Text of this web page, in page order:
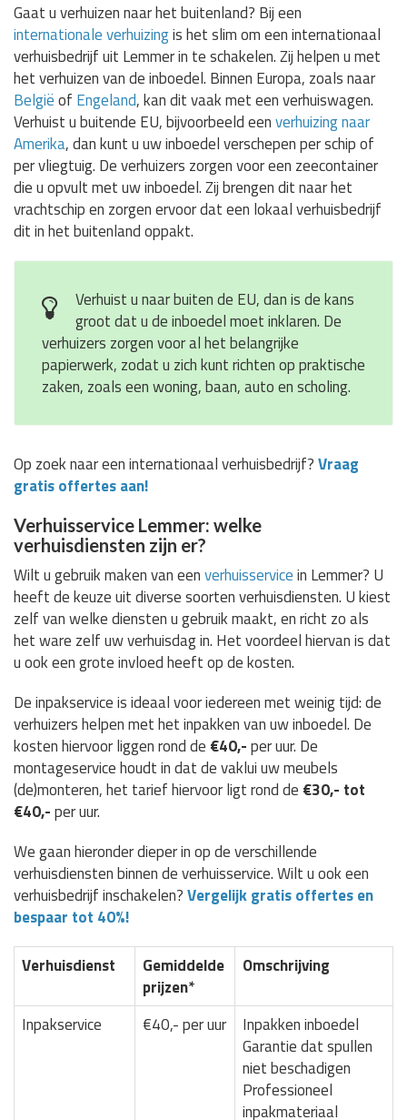
Gaat u verhuizen naar het buitenland? Bij een
internationale verhuizingis het slim om een internationaal
verhuisbedrijf uit Lemmer in te schakelen. Zij helpen u met
het verhuizen van de inboedel. Binnen Europa, zoals naar
Belgiëof Engeland, kan dit vaak met een verhuiswagen.
Verhuist u buitende EU, bijvoorbeeld eenverhuizing naar
Amerika, dan kunt u uw inboedel verschepen per schip of
per vliegtuig. De verhuizers zorgen voor een zeecontainer
die u opvult met uw inboedel. Zij brengen dit naar het
vrachtschip en zorgen ervoor dat een lokaal verhuisbedrijf
dit in het buitenland oppakt.
Verhuist u naar buiten de EU, dan is de kans
groot dat u de inboedel moet inklaren. De
verhuizers zorgen voor al het belangrijke
papierwerk, zodat u zich kunt richten op praktische
zaken, zoals een woning, baan, auto en scholing.
Op zoek naar een internationaal verhuisbedrijf?Vraag
gratis offertes aan!
Verhuisservice Lemmer: welke
verhuisdiensten zijn er?
Wilt u gebruik maken van eenverhuisservicein Lemmer? U
heeft de keuze uit diverse soorten verhuisdiensten. U kiest
zelf van welke diensten u gebruik maakt, en richt zo als
het ware zelf uw verhuisdag in. Het voordeel hiervan is dat
u ook een grote invloed heeft op de kosten.
De inpakservice is ideaal voor iedereen met weinig tijd: de
verhuizers helpen met het inpakken van uw inboedel. De
kosten hiervoor liggen rond de €40,-per uur. De
montageservice houdt in dat de vaklui uw meubels
(de)monteren, het tarief hiervoor ligt rond de €30,- tot
€40,-per uur.
We gaan hieronder dieper in op de verschillende
verhuisdiensten binnen de verhuisservice. Wilt u ook een
verhuisbedrijf inschakelen?Vergelijk gratis offertes en
bespaar tot 40%!
Verhuisdienst
Gemiddelde
prijzen*
Omschrijving
Inpakservice €40,- per uur
Inpakken inboedel
Garantie dat spullen
niet beschadigen
Professioneel
inpakmateriaal